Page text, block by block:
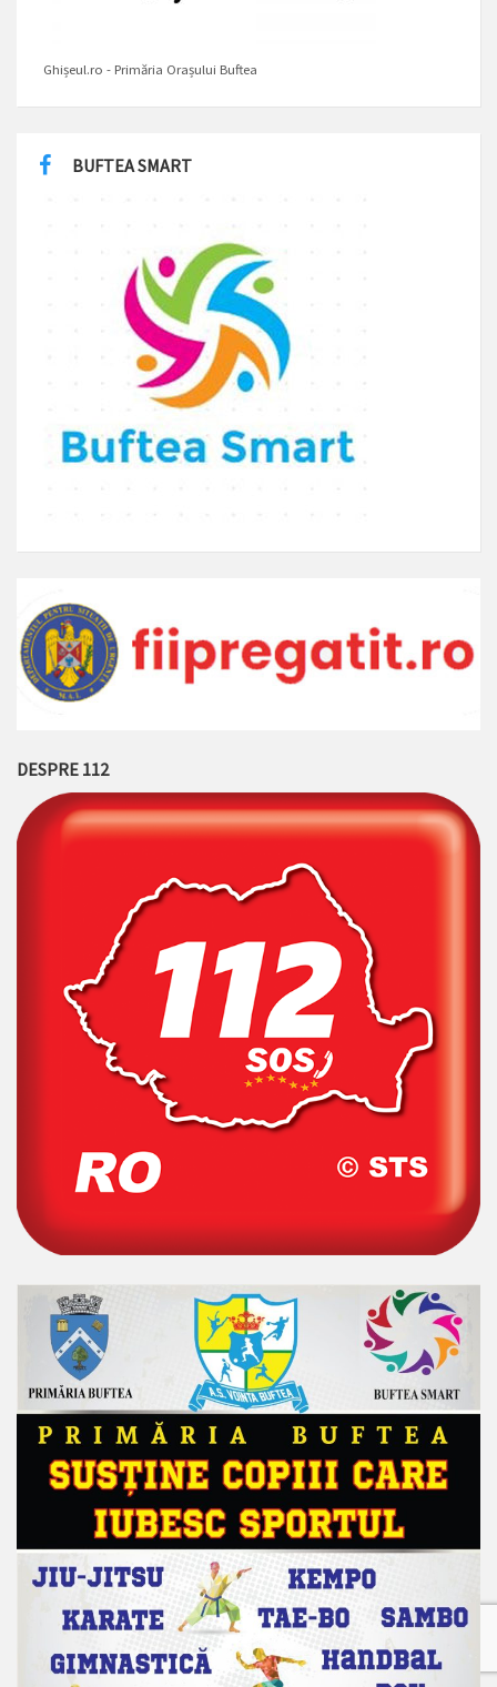
Ghișeul.ro - Primăria Orașului Buftea
BUFTEA SMART
DESPRE 112